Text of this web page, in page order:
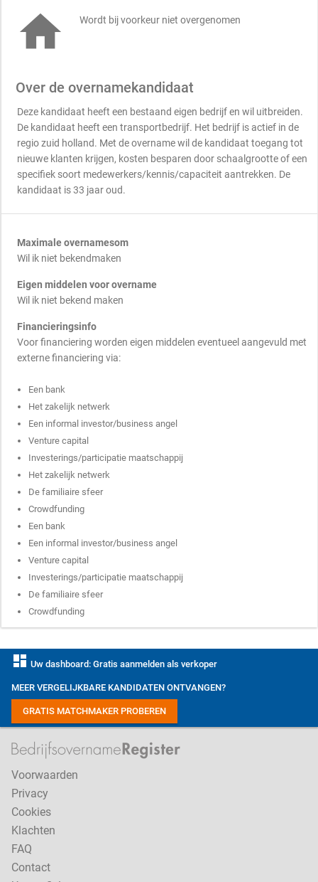
 Wordt bij voorkeur niet overgenomen
Over de overnamekandidaat
Deze kandidaat heeft een bestaand eigen bedrijf en wil uitbreiden.
De kandidaat heeft een transportbedrijf. Het bedrijf is actief in de
regio zuid holland. Met de overname wil de kandidaat toegang tot
nieuwe klanten krijgen, kosten besparen door schaalgrootte of een
specifiek soort medewerkers/kennis/capaciteit aantrekken. De
kandidaat is 33 jaar oud.
Maximale overnamesom
Wil ik niet bekendmaken
Eigen middelen voor overname
Wil ik niet bekend maken
Financieringsinfo
Voor financiering worden eigen middelen eventueel aangevuld met
externe financiering via:
Een bank
Het zakelijk netwerk
Een informal investor/business angel
Venture capital
Investerings/participatie maatschappij
Het zakelijk netwerk
De familiaire sfeer
Crowdfunding
Een bank
Een informal investor/business angel
Venture capital
Investerings/participatie maatschappij
De familiaire sfeer
Crowdfunding
dashboard Uw dashboard: Gratis aanmelden als verkoper
MEER VERGELIJKBARE KANDIDATEN ONTVANGEN?
GRATIS MATCHMAKER PROBEREN
Voorwaarden
Privacy
Cookies
Klachten
FAQ
Contact